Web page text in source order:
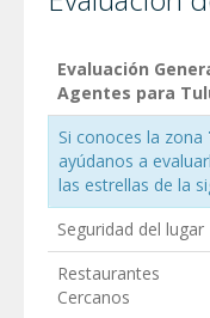
Evaluación
Agentes para
Si conoces la zona
ayúdanos a
las estrellas de la
Seguridad del lugar
Restaurantes
Cercanos